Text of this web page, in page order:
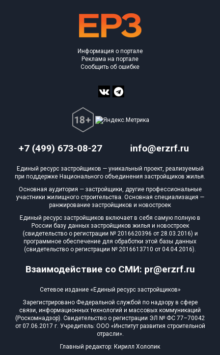
+7 (499) 673-08-27 info@erzrf.ru
Взаимодействие со СМИ: pr@erzrf.ru
Информация о портале
Реклама на портале
Сообщить об ошибке
Единый ресурс застройщиков — уникальный проект, реализуемый
при поддержке Национального объединения застройщиков жилья.
Основная аудитория — застройщики, другие профессиональные
участники жилищного строительства. Основная специализация —
ранжирование застройщиков и новостроек
Единый ресурс застройщиков включает в себя самую полную в
России базу данных застройщиков жилья и новостроек
(свидетельство о регистрации № 2016620396 от 28.03.2016) и
программное обеспечение для обработки этой базы данных
(свидетельство о регистрации № 2016613710 от 04.04.2016).
Сетевое издание «Единый ресурс застройщиков»
Зарегистрировано Федеральной службой по надзору в сфере
связи, информационных технологий и массовых коммуникаций
(Роскомнадзор). Свидетельство о регистрации ЭЛ № ФС 77–70042
от 07.06.2017 г. Учредитель: ООО «Институт развития строительной
отрасли».
Главный редактор: Кирилл Холопик